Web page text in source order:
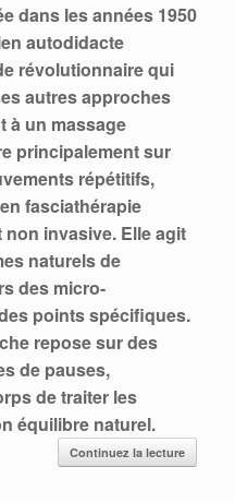
dans les années 1950
autodidacte
révolutionnaire qui
autres approches
à un massage
principalement sur
répétitifs,
fasciathérapie
invasive. Elle agit
naturels de
des micro-
points spécifiques.
repose sur des
de pauses,
de traiter les
équilibre naturel.
Continuez la lecture